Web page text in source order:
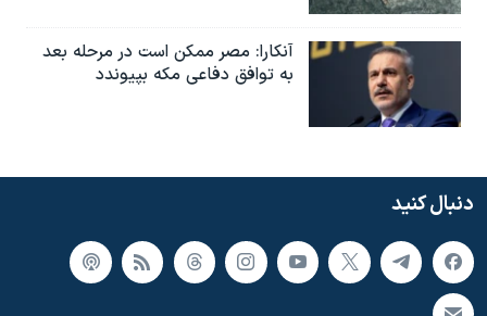
آنکارا: مصر ممکن است در مرحله بعد
به توافق دفاعی مکه بپیوندد
دنبال کنید